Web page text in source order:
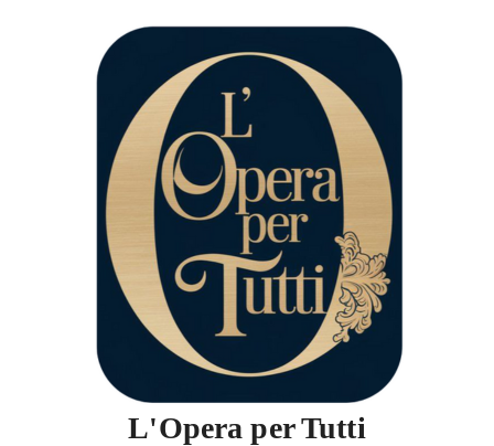
L'Opera per Tutti